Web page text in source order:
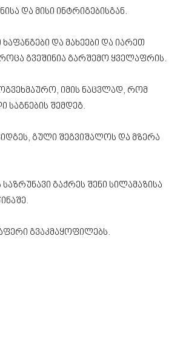
და მისი ინტრიგებისგან.
და მახეები და იარეთ
გვეშინია გარშემო ყველაფრის.
იმის ნაცვლად, რომ
საგნების შემდეგ.
გული შეგვიშალოს და მზერა
გაქრეს შენი სილამაზისა
გვაკმაყოფილებს.